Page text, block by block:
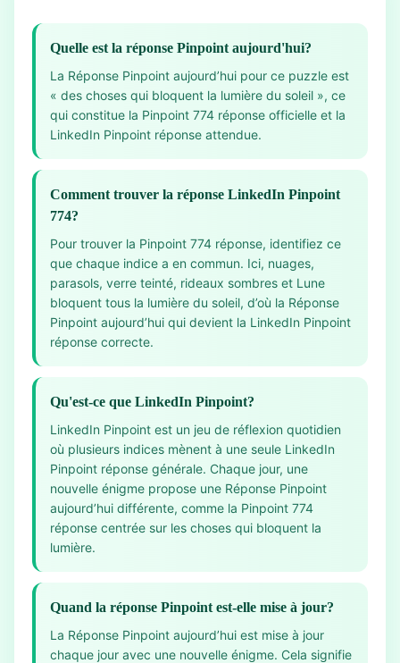
Quelle est la réponse Pinpoint aujourd'hui?
La Réponse Pinpoint aujourd’hui pour ce puzzle est
« des choses qui bloquent la lumière du soleil », ce
qui constitue la Pinpoint 774 réponse officielle et la
LinkedIn Pinpoint réponse attendue.
Comment trouver la réponse LinkedIn Pinpoint
774?
Pour trouver la Pinpoint 774 réponse, identifiez ce
que chaque indice a en commun. Ici, nuages,
parasols, verre teinté, rideaux sombres et Lune
bloquent tous la lumière du soleil, d’où la Réponse
Pinpoint aujourd’hui qui devient la LinkedIn Pinpoint
réponse correcte.
Qu'est-ce que LinkedIn Pinpoint?
LinkedIn Pinpoint est un jeu de réflexion quotidien
où plusieurs indices mènent à une seule LinkedIn
Pinpoint réponse générale. Chaque jour, une
nouvelle énigme propose une Réponse Pinpoint
aujourd’hui différente, comme la Pinpoint 774
réponse centrée sur les choses qui bloquent la
lumière.
Quand la réponse Pinpoint est-elle mise à jour?
La Réponse Pinpoint aujourd’hui est mise à jour
chaque jour avec une nouvelle énigme. Cela signifie